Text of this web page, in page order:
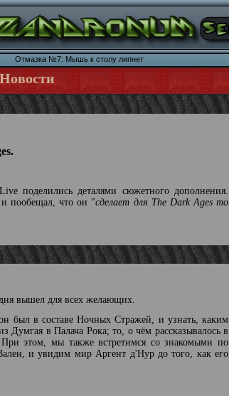
Отмазка №7: Мышь к столy липнет
Новости
поделились деталями сюжетного дополнения.
и пообещал, что он "сделает для The Dark Ages то
вышел для всех желающих.
был в составе Ночных Стражей, и узнать, каким
Думгая в Палача Рока; то, о чём рассказывалось в
этом, мы также встретимся со знакомыми по
и увидим мир Аргент д'Нур до того, как его